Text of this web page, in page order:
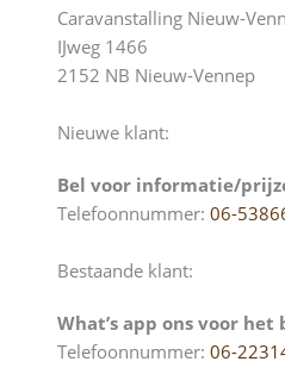
Caravanstalling Nieuw-
IJweg 1466
2152 NB Nieuw-Vennep
Nieuwe klant:
Bel voor informatie/
Telefoonnummer: 06-
Bestaande klant:
What’s app ons voor
Telefoonnummer: 06-